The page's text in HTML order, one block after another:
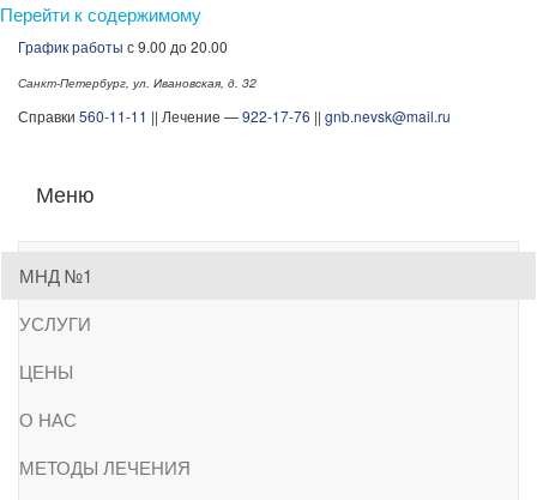
Перейти к содержимому
График работы с 9.00 до 20.00
Санкт-Петербург, ул. Ивановская, д. 32
Справки 560-11-11 || Лечение —922-17-76 || gnb.nevsk@mail.ru
Меню
МНД №1
УСЛУГИ
ЦЕНЫ
О НАС
МЕТОДЫ ЛЕЧЕНИЯ